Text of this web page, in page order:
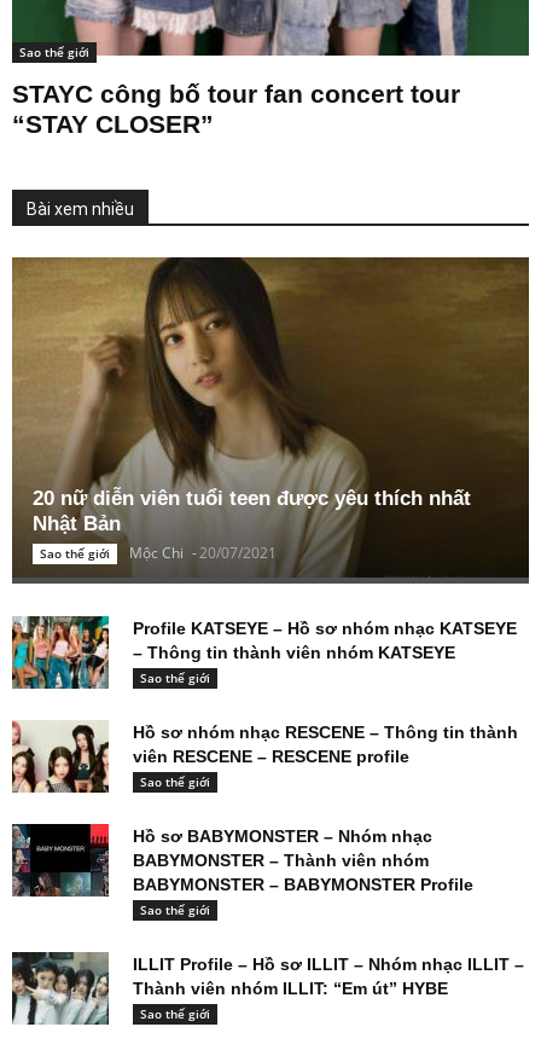
Sao thế giới
STAYC công bố tour fan concert tour
“STAY CLOSER”
Bài xem nhiều
20 nữ diễn viên tuổi teen được yêu thích nhất
Nhật Bản
Sao thế giới Mộc Chi -20/07/2021
Profile KATSEYE – Hồ sơ nhóm nhạc KATSEYE
– Thông tin thành viên nhóm KATSEYE
Sao thế giới
Hồ sơ nhóm nhạc RESCENE – Thông tin thành
viên RESCENE – RESCENE profile
Sao thế giới
Hồ sơ BABYMONSTER – Nhóm nhạc
BABYMONSTER – Thành viên nhóm
BABYMONSTER – BABYMONSTER Profile
Sao thế giới
ILLIT Profile – Hồ sơ ILLIT – Nhóm nhạc ILLIT –
Thành viên nhóm ILLIT: “Em út” HYBE
Sao thế giới